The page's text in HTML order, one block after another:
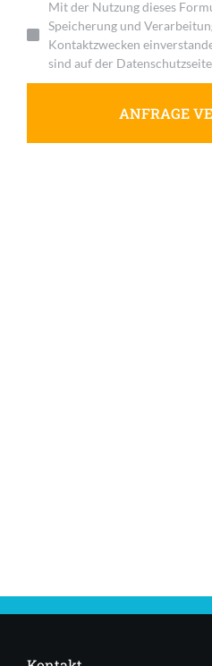
Mit der Nutzung dieses
Speicherung und
Kontaktzwecken
sind auf der
ANFRAGE